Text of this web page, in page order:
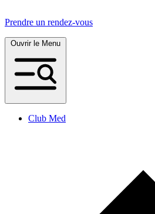
Prendre un rendez-vous
Club Med